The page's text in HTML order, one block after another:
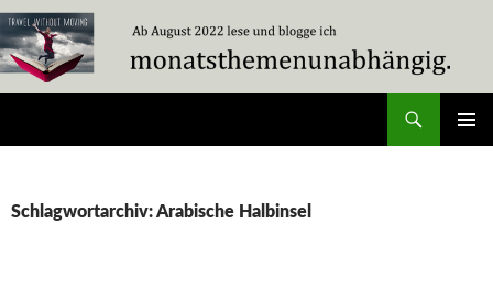
Zum
Inhalt
springen
Schlagwortarchiv: Arabische Halbinsel